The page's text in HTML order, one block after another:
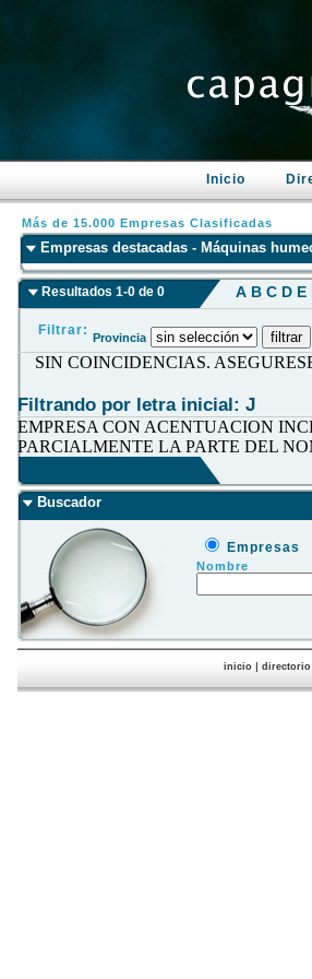
Inicio
Más de 15.000 Empresas Clasificadas
Empresas destacadas - Máquinas
Resultados 1-0 de 0 A B C D E
Filtrar: Provincia
Filtrando por letra inicial: J
SIN COINCIDENCIAS.
EMPRESA CON ACENTUACION
PARCIALMENTE LA PARTE DEL
Buscador
Empresas
Nombre
inicio| directorio